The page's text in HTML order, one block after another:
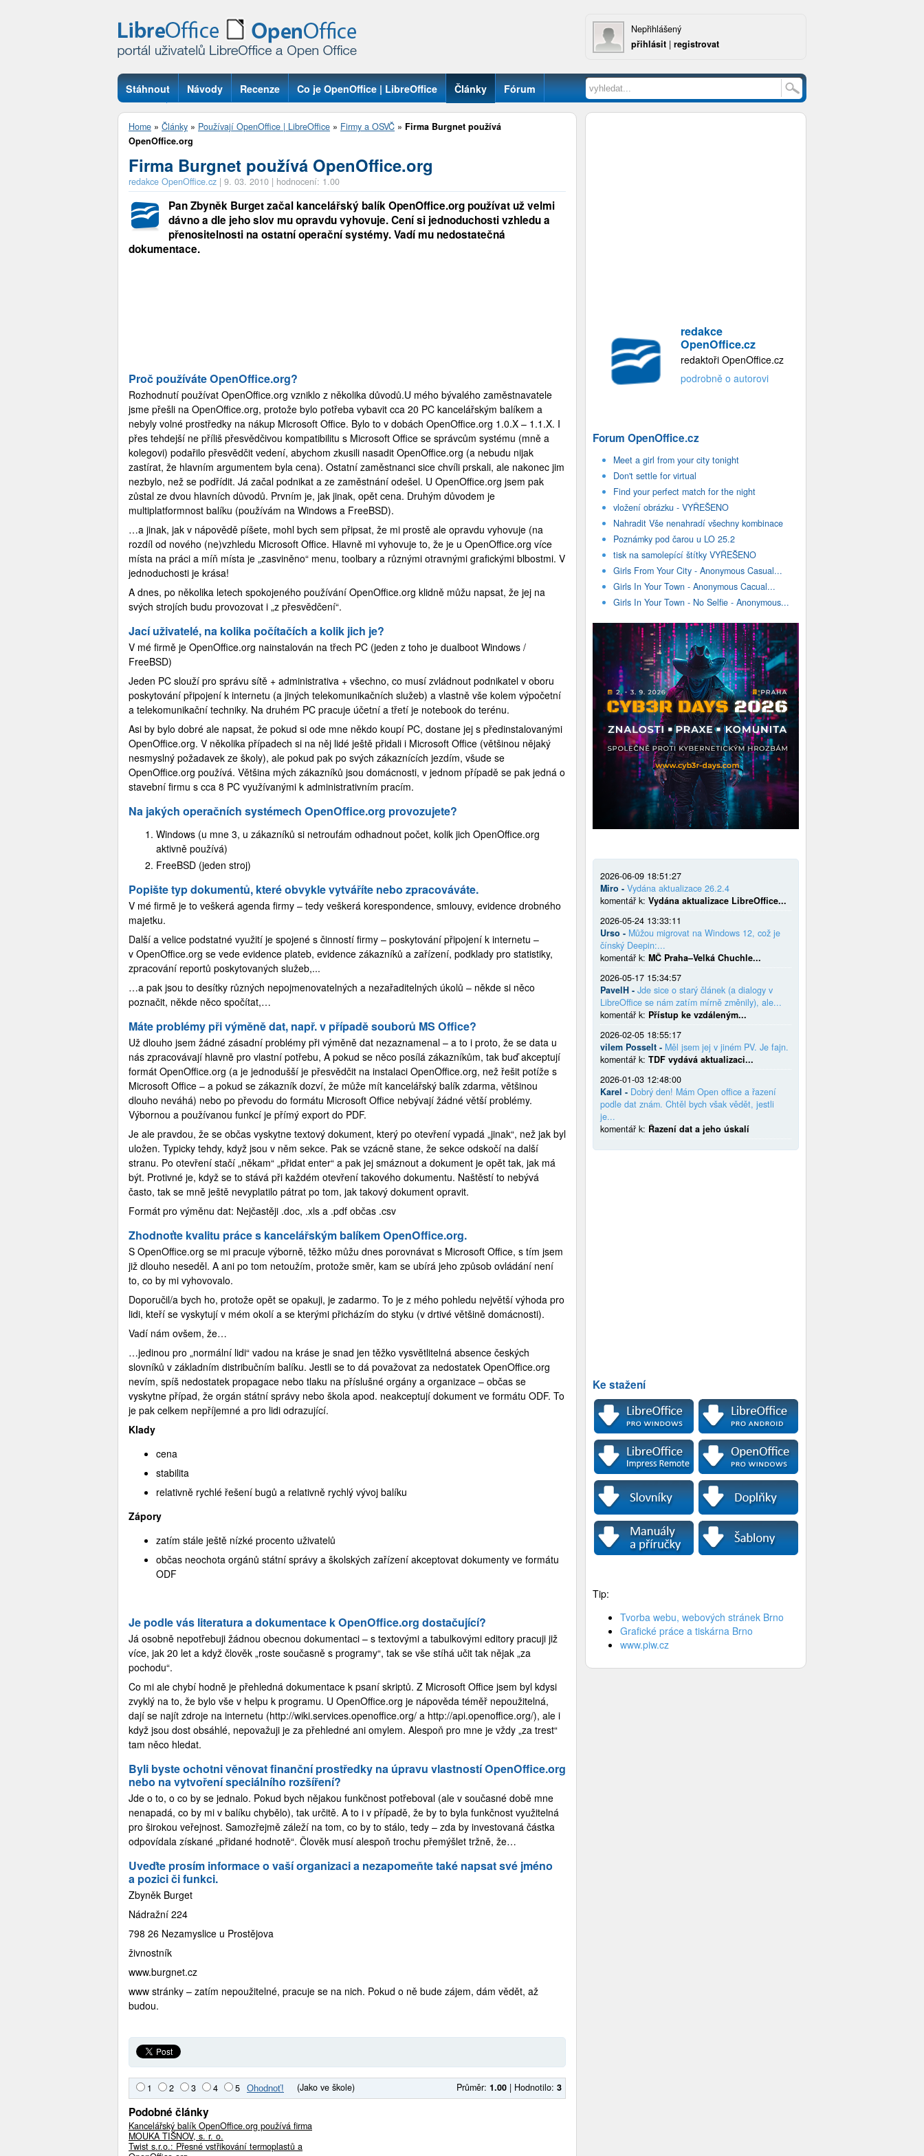
Nepřihlášený
přihlásit | registrovat
Stáhnout Návody Recenze Co je OpenOffice | LibreOffice Články Fórum
Otázky
Home » Články » Používají OpenOffice | LibreOffice » Firmy a OSVČ » Firma Burgnet používá
OpenOffice.org
Firma Burgnet používá OpenOffice.org
redakce OpenOffice.cz | 9. 03. 2010 | hodnocení: 1.00
Pan Zbyněk Burget začal kancelářský balík OpenOffice.org používat už velmi
dávno a dle jeho slov mu opravdu vyhovuje. Cení si jednoduchosti vzhledu a
přenositelnosti na ostatní operační systémy. Vadí mu nedostatečná
dokumentace.
Proč používáte OpenOffice.org?
Rozhodnutí používat OpenOffice.org vzniklo z několika důvodů.U mého bývalého zaměstnavatele
jsme přešli na OpenOffice.org, protože bylo potřeba vybavit cca 20 PC kancelářským balíkem a
nebyly volné prostředky na nákup Microsoft Office. Bylo to v dobách OpenOffice.org 1.0.X – 1.1.X. I
přes tehdejší ne příliš přesvědčivou kompatibilitu s Microsoft Office se správcům systému (mně a
kolegovi) podařilo přesvědčit vedení, abychom zkusili nasadit OpenOffice.org (a nebudu nijak
zastírat, že hlavním argumentem byla cena). Ostatní zaměstnanci sice chvíli prskali, ale nakonec jim
nezbylo, než se podřídit. Já začal podnikat a ze zaměstnání odešel. U OpenOffice.org jsem pak
zůstal ze dvou hlavních důvodů. Prvním je, jak jinak, opět cena. Druhým důvodem je
multiplatformnost balíku (používám na Windows a FreeBSD).
…a jinak, jak v nápovědě píšete, mohl bych sem připsat, že mi prostě ale opravdu vyhovuje (na
rozdíl od nového (ne)vzhledu Microsoft Office. Hlavně mi vyhovuje to, že je u OpenOffice.org více
místa na práci a míň místa je „zasviněno“ menu, toolbary a různými otravnými grafickými blbostmi. V
jednoduchosti je krása!
A dnes, po několika letech spokojeného používání OpenOffice.org klidně můžu napsat, že jej na
svých strojích budu provozovat i „z přesvědčení“.
Jací uživatelé, na kolika počítačích a kolik jich je?
V mé firmě je OpenOffice.org nainstalován na třech PC (jeden z toho je dualboot Windows /
FreeBSD)
Jeden PC slouží pro správu sítě + administrativa + všechno, co musí zvládnout podnikatel v oboru
poskytování připojení k internetu (a jiných telekomunikačních služeb) a vlastně vše kolem výpočetní
a telekomunikační techniky. Na druhém PC pracuje účetní a třetí je notebook do terénu.
Asi by bylo dobré ale napsat, že pokud si ode mne někdo koupí PC, dostane jej s předinstalovanými
OpenOffice.org. V několika případech si na něj lidé ještě přidali i Microsoft Office (většinou nějaký
nesmyslný požadavek ze školy), ale pokud pak po svých zákaznících jezdím, všude se
OpenOffice.org používá. Většina mých zákazníků jsou domácnosti, v jednom případě se pak jedná o
stavební firmu s cca 8 PC využívanými k administrativním pracím.
Na jakých operačních systémech OpenOffice.org provozujete?
Windows (u mne 3, u zákazníků si netroufám odhadnout počet, kolik jich OpenOffice.org
aktivně používá)
FreeBSD (jeden stroj)
Popište typ dokumentů, které obvykle vytváříte nebo zpracováváte.
V mé firmě je to veškerá agenda firmy – tedy veškerá korespondence, smlouvy, evidence drobného
majetku.
Další a velice podstatné využití je spojené s činností firmy – poskytování připojení k internetu –
v OpenOffice.org se vede evidence plateb, evidence zákazníků a zařízení, podklady pro statistiky,
zpracování reportů poskytovaných služeb,...
…a pak jsou to desítky různých nepojmenovatelných a nezařaditelných úkolů – někde si něco
poznačit, někde něco spočítat,…
Máte problémy při výměně dat, např. v případě souborů MS Office?
Už dlouho jsem žádné zásadní problémy při výměně dat nezaznamenal – a to i proto, že se data u
nás zpracovávají hlavně pro vlastní potřebu, A pokud se něco posílá zákazníkům, tak buď akceptují
formát OpenOffice.org (a je jednodušší je přesvědčit na instalaci OpenOffice.org, než řešit potíže s
Microsoft Office – a pokud se zákazník dozví, že může mít kancelářský balík zdarma, většinou
dlouho neváhá) nebo po převodu do formátu Microsoft Office nebývají žádné větší problémy.
Výbornou a používanou funkcí je přímý export do PDF.
Je ale pravdou, že se občas vyskytne textový dokument, který po otevření vypadá „jinak“, než jak byl
uložen. Typicky tehdy, když jsou v něm sekce. Pak se vzácně stane, že sekce odskočí na další
stranu. Po otevření stačí „někam“ „přidat enter“ a pak jej smáznout a dokument je opět tak, jak má
být. Protivné je, když se to stává při každém otevření takového dokumentu. Naštěstí to nebývá
často, tak se mně ještě nevyplatilo pátrat po tom, jak takový dokument opravit.
Formát pro výměnu dat: Nejčastěji .doc, .xls a .pdf občas .csv
Zhodnoťte kvalitu práce s kancelářským balíkem OpenOffice.org.
S OpenOffice.org se mi pracuje výborně, těžko můžu dnes porovnávat s Microsoft Office, s tím jsem
již dlouho neseděl. A ani po tom netoužím, protože směr, kam se ubírá jeho způsob ovládání není
to, co by mi vyhovovalo.
Doporučil/a bych ho, protože opět se opakuji, je zadarmo. To je z mého pohledu největší výhoda pro
lidi, kteří se vyskytují v mém okolí a se kterými přicházím do styku (v drtivé většině domácnosti).
Vadí nám ovšem, že…
…jedinou pro „normální lidi“ vadou na kráse je snad jen těžko vysvětlitelná absence českých
slovníků v základním distribučním balíku. Jestli se to dá považovat za nedostatek OpenOffice.org
nevím, spíš nedostatek propagace nebo tlaku na příslušné orgány a organizace – občas se
vyskytne případ, že orgán státní správy nebo škola apod. neakceptují dokument ve formátu ODF. To
je pak celkem nepříjemné a pro lidi odrazující.
Klady
cena
stabilita
relativně rychlé řešení bugů a relativně rychlý vývoj balíku
Zápory
zatím stále ještě nízké procento uživatelů
občas neochota orgánů státní správy a školských zařízení akceptovat dokumenty ve formátu
ODF
Je podle vás literatura a dokumentace k OpenOffice.org dostačující?
Já osobně nepotřebuji žádnou obecnou dokumentaci – s textovými a tabulkovými editory pracuji již
více, jak 20 let a když člověk „roste současně s programy“, tak se vše stíhá učit tak nějak „za
pochodu“.
Co mi ale chybí hodně je přehledná dokumentace k psaní skriptů. Z Microsoft Office jsem byl kdysi
zvyklý na to, že bylo vše v helpu k programu. U OpenOffice.org je nápověda téměř nepoužitelná,
dají se najít zdroje na internetu (http://wiki.services.openoffice.org/ a http://api.openoffice.org/), ale i
když jsou dost obsáhlé, nepovažuji je za přehledné ani omylem. Alespoň pro mne je vždy „za trest“
tam něco hledat.
Byli byste ochotni věnovat finanční prostředky na úpravu vlastností OpenOffice.org
nebo na vytvoření speciálního rozšíření?
Jde o to, o co by se jednalo. Pokud bych nějakou funkčnost potřeboval (ale v současné době mne
nenapadá, co by mi v balíku chybělo), tak určitě. A to i v případě, že by to byla funkčnost využitelná
pro širokou veřejnost. Samozřejmě záleží na tom, co by to stálo, tedy – zda by investovaná částka
odpovídala získané „přidané hodnotě“. Člověk musí alespoň trochu přemýšlet tržně, že…
Uveďte prosím informace o vaší organizaci a nezapomeňte také napsat své jméno
a pozici či funkci.
Zbyněk Burget
Nádražní 224
798 26 Nezamyslice u Prostějova
živnostník
www.burgnet.cz
www stránky – zatím nepoužitelné, pracuje se na nich. Pokud o ně bude zájem, dám vědět, až
budou.
1 2 3 4 5 (Jako ve škole) Průměr: 1.00 | Hodnotilo: 3
Podobné články
Kancelářský balík OpenOffice.org používá firma
MOUKA TIŠNOV, s. r. o.
Twist s.r.o.: Přesné vstřikování termoplastů a
redakce
OpenOffice.cz
redaktoři OpenOffice.cz
podrobně o autorovi
Forum OpenOffice.cz
Meet a girl from your city tonight
Don't settle for virtual
Find your perfect match for the night
vložení obrázku - VYŘEŠENO
Nahradit Vše nenahradí všechny kombinace
Poznámky pod čarou u LO 25.2
tisk na samolepící štítky VYŘEŠENO
Girls From Your City - Anonymous Casual...
Girls In Your Town - Anonymous Cacual...
Girls In Your Town - No Selfie - Anonymous...
2026-06-09 18:51:27
Miro - Vydána aktualizace 26.2.4
komentář k: Vydána aktualizace LibreOffice...
2026-05-24 13:33:11
Urso - Můžou migrovat na Windows 12, což je
čínský Deepin:...
komentář k: MČ Praha–Velká Chuchle...
2026-05-17 15:34:57
PavelH - Jde sice o starý článek (a dialogy v
LibreOffice se nám zatím mírně změnily), ale...
komentář k: Přístup ke vzdáleným...
2026-02-05 18:55:17
vilem Posselt - Měl jsem jej v jiném PV. Je fajn.
komentář k: TDF vydává aktualizaci...
2026-01-03 12:48:00
Karel - Dobrý den! Mám Open office a řazení
podle dat znám. Chtěl bych však vědět, jestli
je...
komentář k: Řazení dat a jeho úskalí
Ke stažení
Tip:
Tvorba webu, webových stránek Brno
Grafické práce a tiskárna Brno
www.piw.cz